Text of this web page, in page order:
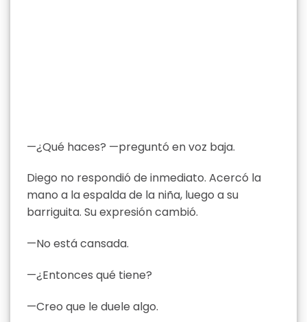
—¿Qué haces? —preguntó en voz baja.
Diego no respondió de inmediato. Acercó la
mano a la espalda de la niña, luego a su
barriguita. Su expresión cambió.
—No está cansada.
—¿Entonces qué tiene?
—Creo que le duele algo.